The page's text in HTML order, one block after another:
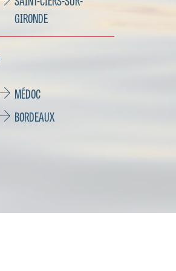
GIRONDE
MÉDOC
BORDEAUX